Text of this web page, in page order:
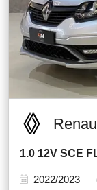
1.0 12V SCE
2022/2023